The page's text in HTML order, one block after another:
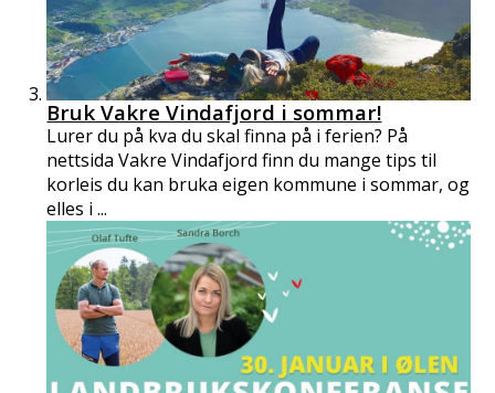
Bruk Vakre Vindafjord i sommar!
Lurer du på kva du skal finna på i ferien? På
nettsida Vakre Vindafjord finn du mange tips til
korleis du kan bruka eigen kommune i sommar, og
elles i ...